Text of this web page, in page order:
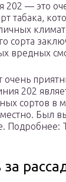
202 — это
табака,
сорта
вредных
очень
202
сортов в
Был
Подробнее: